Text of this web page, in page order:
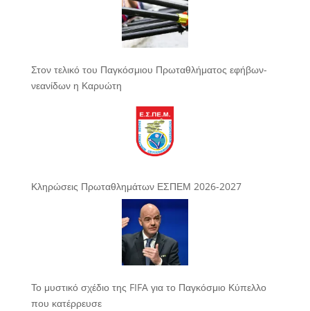
Στον τελικό του Παγκόσμιου Πρωταθλήματος εφήβων-
νεανίδων η Καρυώτη
Κληρώσεις Πρωταθλημάτων ΕΣΠΕΜ 2026-2027
Το μυστικό σχέδιο της FIFA για το Παγκόσμιο Κύπελλο
που κατέρρευσε